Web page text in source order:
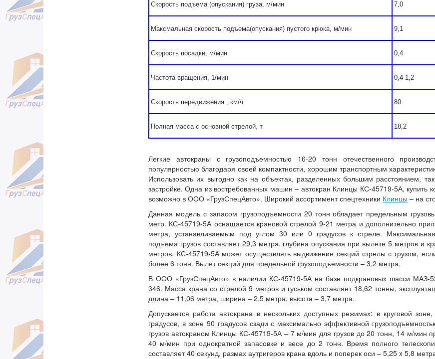
Скорость подъема (опускания) груза, м/мин 7,0
Максмальная скорость подъема(опускания) пустого крюка, м/мин 9,1
Скорость посадки, м/мин 0,4
Частота вращения, 1/мин 0,4-1,2
Скорость передвижения , км/ч 80
Полная масса с основной стрелой, т 18,2
Легкие автокраны с грузоподъемностью 16-20 тонн отечественного
популярностью благодаря своей компактности, хорошим транспортным
Использовать их выгодно как на объектах, разделенных большим расстоянием,
застройке. Одна из востребованных машин – автокран Клинцы КС-45719-5А, купить
возможно в ООО «ГрузСпецАвто». Широкий ассортимент спецтехники Клинцы – на
Данная модель с запасом грузоподъемности 20 тонн обладает предельным
метр. КС-45719-5А оснащается крановой стрелой 9-21 метра и дополнительно
метра, устанавливаемым под углом 30 или 0 градусов к стреле.
подъема грузов составляет 29,3 метра, глубина опускания при вылете 5 метров и
метров. КС-45719-5А может осуществлять выдвижение секций стрелы с грузом,
более 6 тонн. Вылет секций для предельной грузоподъемности – 3,2 метра.
В ООО «ГрузСпецАвто» в наличии КС-45719-5А на базе подкрановых шасси МАЗ-
346. Масса крана со стрелой 9 метров и гуськом составляет 18,62 тонны,
длина – 11,06 метра, ширина – 2,5 метра, высота – 3,7 метра.
Допускается работа автокрана в нескольких доступных режимах: в круговой
градусов, в зоне 90 градусов сзади с максимально эффективной
грузов автокраном Клинцы КС-45719-5А – 7 м/мин для грузов до 20 тонн, 14 м/мин
40 м/мин при однократной запасовке и весе до 2 тонн. Время полного
составляет 40 секунд, размах аутригеров крана вдоль и поперек оси – 5,25 x 5,8